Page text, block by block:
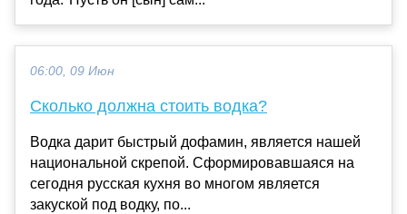
06:00, 09 Июн
Сколько должна стоить водка?
Водка дарит быстрый дофамин, является нашей
национальной скрепой. Сформировавшаяся на
сегодня русская кухня во многом является
закуской под водку, по...